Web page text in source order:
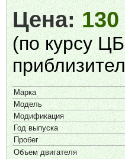
Цена:
(по курсу
Марка
Модель
Модификация
Год выпуска
Пробег
Объем двигателя